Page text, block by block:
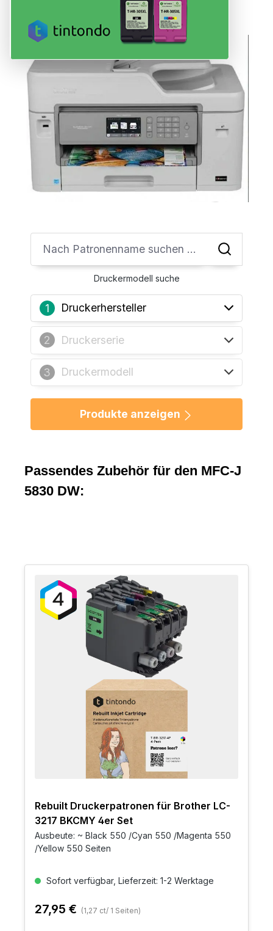
Black, Cyan, Magenta, Yellow
Druckermodell suche
1 Druckerhersteller
2 Druckerserie
3 Druckermodell
Produkte anzeigen
Passendes Zubehör für den MFC-J
5830 DW:
Rebuilt Druckerpatronen für Brother LC-
3217 BKCMY 4er Set
Ausbeute: ~ Black 550 /Cyan 550 /Magenta 550
/Yellow 550 Seiten
Sofort verfügbar, Lieferzeit: 1-2 Werktage
27,95 € (1,27 ct/ 1 Seiten)